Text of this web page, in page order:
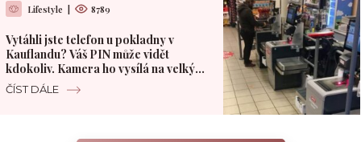
Lifestyle 8789
Vytáhli jste telefon u pokladny v
Kauflandu? Váš PIN může vidět
kdokoliv. Kamera ho vysílá na velký
monitor
ČÍST DÁLE